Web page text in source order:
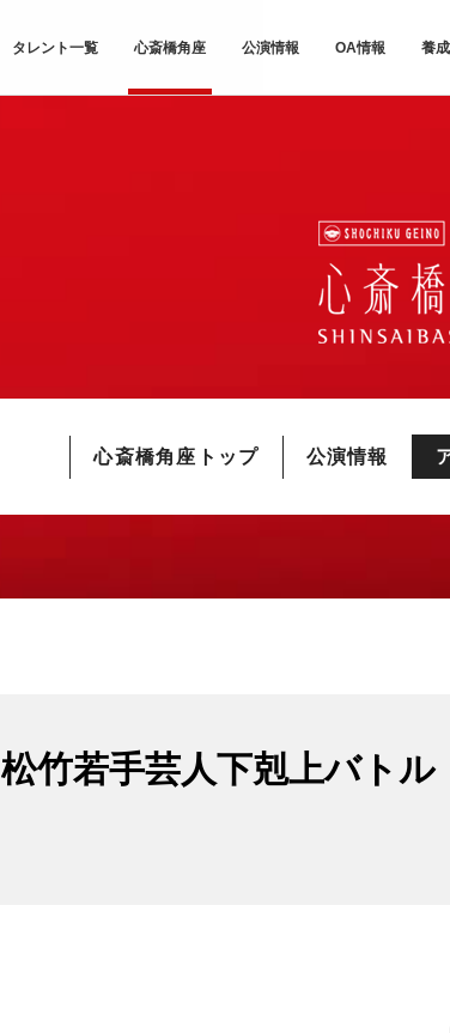
タレント一覧 心斎橋角座 公演情報 OA情報 養
心斎橋角座トップ 公演情報
松竹若手芸人下剋上バトル